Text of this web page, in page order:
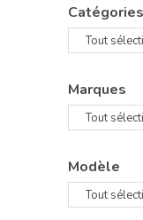
Marques
Modèle